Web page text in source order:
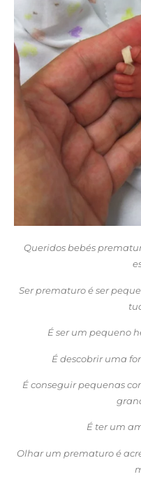
Queridos bebés
Ser prematuro é ser
É ser um pequeno
É descobrir uma
É conseguir pequenas
É ter um
Olhar um prematuro é